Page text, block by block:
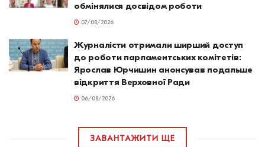
обмінялися досвідом роботи
07/08/2026
Журналісти отримали ширший доступ
до роботи парламентських комітетів:
Ярослав Юрчишин анонсував подальше
відкриття Верховної Ради
06/08/2026
ЗАВАНТАЖИТИ ЩЕ